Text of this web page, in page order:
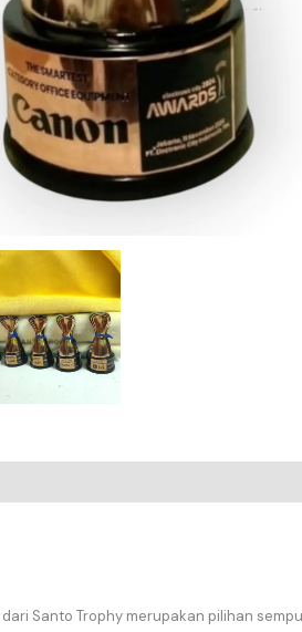
dari Santo Trophy merupakan pilihan